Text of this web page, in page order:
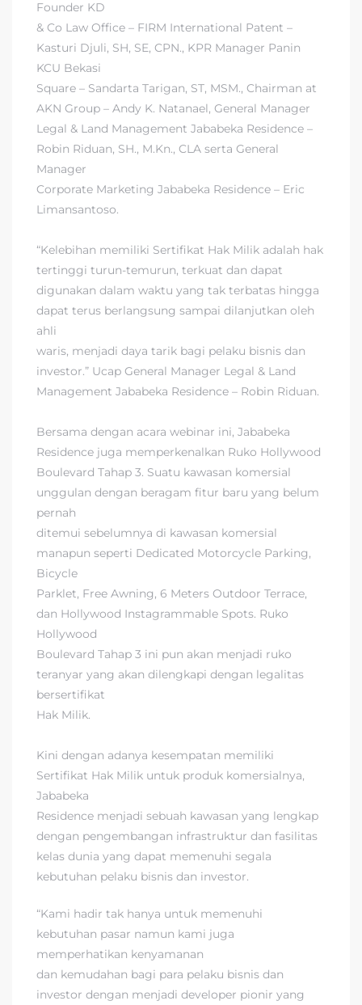
Founder KD
& Co Law Office – FIRM International Patent –
Kasturi Djuli, SH, SE, CPN., KPR Manager Panin
KCU Bekasi
Square – Sandarta Tarigan, ST, MSM., Chairman at
AKN Group – Andy K. Natanael, General Manager
Legal & Land Management Jababeka Residence –
Robin Riduan, SH., M.Kn., CLA serta General
Manager
Corporate Marketing Jababeka Residence – Eric
Limansantoso.
“Kelebihan memiliki Sertifikat Hak Milik adalah hak
tertinggi turun-temurun, terkuat dan dapat
digunakan dalam waktu yang tak terbatas hingga
dapat terus berlangsung sampai dilanjutkan oleh
ahli
waris, menjadi daya tarik bagi pelaku bisnis dan
investor.” Ucap General Manager Legal & Land
Management Jababeka Residence – Robin Riduan.
Bersama dengan acara webinar ini, Jababeka
Residence juga memperkenalkan Ruko Hollywood
Boulevard Tahap 3. Suatu kawasan komersial
unggulan dengan beragam fitur baru yang belum
pernah
ditemui sebelumnya di kawasan komersial
manapun seperti Dedicated Motorcycle Parking,
Bicycle
Parklet, Free Awning, 6 Meters Outdoor Terrace,
dan Hollywood Instagrammable Spots. Ruko
Hollywood
Boulevard Tahap 3 ini pun akan menjadi ruko
teranyar yang akan dilengkapi dengan legalitas
bersertifikat
Hak Milik.
Kini dengan adanya kesempatan memiliki
Sertifikat Hak Milik untuk produk komersialnya,
Jababeka
Residence menjadi sebuah kawasan yang lengkap
dengan pengembangan infrastruktur dan fasilitas
kelas dunia yang dapat memenuhi segala
kebutuhan pelaku bisnis dan investor.
“Kami hadir tak hanya untuk memenuhi
kebutuhan pasar namun kami juga
memperhatikan kenyamanan
dan kemudahan bagi para pelaku bisnis dan
investor dengan menjadi developer pionir yang